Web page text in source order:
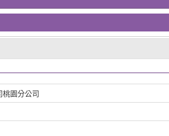
桃園分公司